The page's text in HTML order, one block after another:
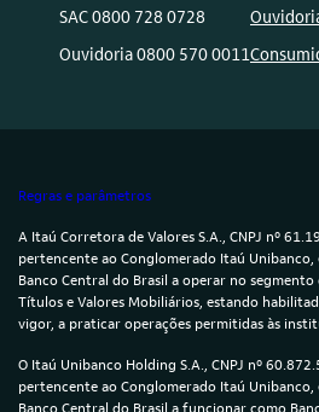
SAC 0800 728 0728
Ouvidoria 0800 570 0011
Regras e parâmetros
A Itaú Corretora de Valores S.A., CNPJ nº
pertencente ao Conglomerado Itaú
Banco Central do Brasil a operar no
Títulos e Valores Mobiliários, estando
vigor, a praticar operações permitidas às
O Itaú Unibanco Holding S.A., CNPJ nº
pertencente ao Conglomerado Itaú
Banco Central do Brasil a funcionar como